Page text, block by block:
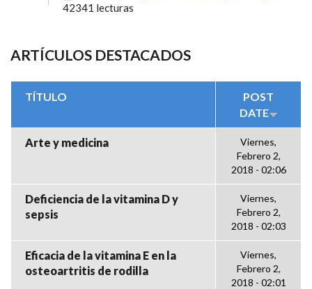
42341 lecturas
ARTÍCULOS DESTACADOS
TÍTULO
POST
DATE
Arte y medicina
Viernes,
Febrero 2,
2018 - 02:06
Deficiencia de la vitamina D y
sepsis
Viernes,
Febrero 2,
2018 - 02:03
Eficacia de la vitamina E en la
osteoartritis de rodilla
Viernes,
Febrero 2,
2018 - 02:01